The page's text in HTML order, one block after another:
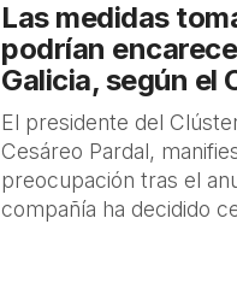
Las medidas
podrían
Galicia, según el
El presidente del
Cesáreo Pardal,
preocupación tras el
compañía ha decidido